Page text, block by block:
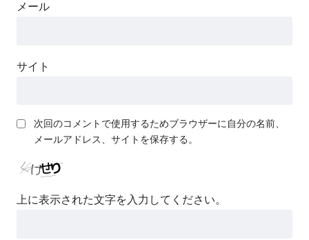
メール
サイト
次回のコメントで使用するためブラウザーに自分の名前、
メールアドレス、サイトを保存する。
上に表示された文字を入力してください。